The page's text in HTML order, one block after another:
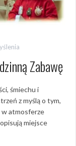
Zabawę
śmiechu i
z myślą o tym,
w atmosferze
miejsce